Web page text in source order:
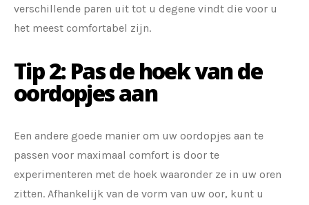
verschillende paren uit tot u degene vindt die voor u
het meest comfortabel zijn.
Tip 2: Pas de hoek van de
oordopjes aan
Een andere goede manier om uw oordopjes aan te
passen voor maximaal comfort is door te
experimenteren met de hoek waaronder ze in uw oren
zitten. Afhankelijk van de vorm van uw oor, kunt u